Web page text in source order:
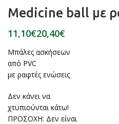
Medicine ball με
€ €
Μπάλες ασκήσεων
από PVC
με ραφτές ενώσεις
Δεν κάνει να
χτυπιούνται κάτω!
ΠΡΟΣΟΧΗ: Δεν είναι